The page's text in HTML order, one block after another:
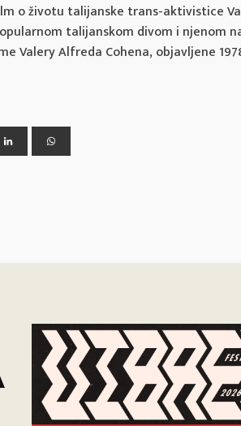
o životu talijanske trans-aktivistice
talijanskom divom i njenom
Valery Alfreda Cohena, objavljene